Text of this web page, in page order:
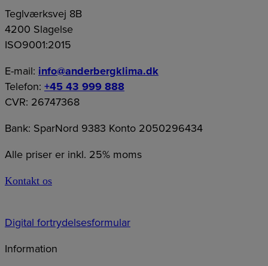
Teglværksvej 8B
4200 Slagelse
ISO9001:2015
E-mail: info@anderbergklima.dk
Telefon: +45 43 999 888
CVR: 26747368
Bank: SparNord 9383 Konto 2050296434
Alle priser er inkl. 25% moms
Kontakt os
Digital fortrydelsesformular
Information